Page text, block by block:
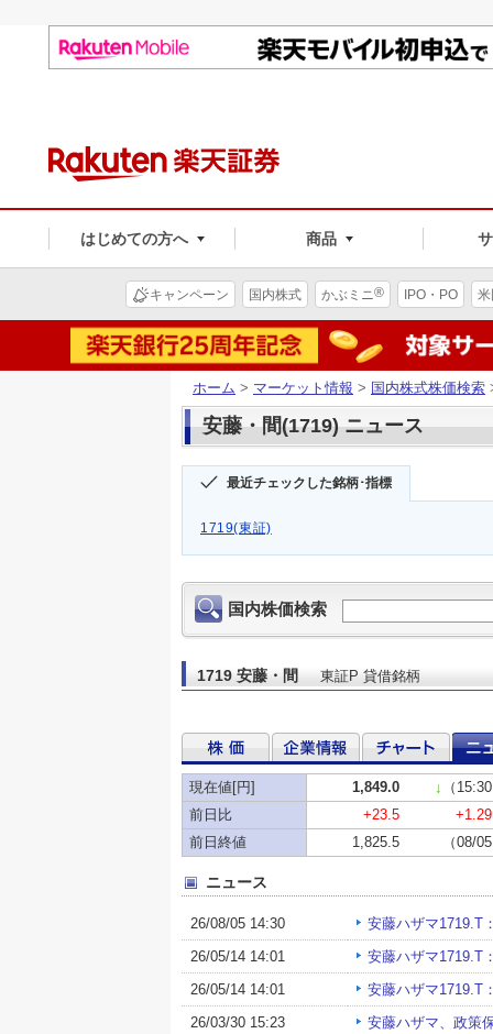
はじめての方へ 商品
キャンペーン 国内株式 かぶミニ® IPO・PO
ホーム > マーケット情報 > 国内株式株価検索
安藤・間(1719) ニュース
最近チェックした銘柄･指標
1719(東証)